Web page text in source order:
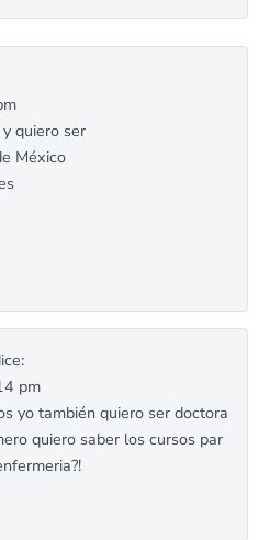
quiero ser
México
pm
yo también quiero ser doctora
quiero saber los cursos par